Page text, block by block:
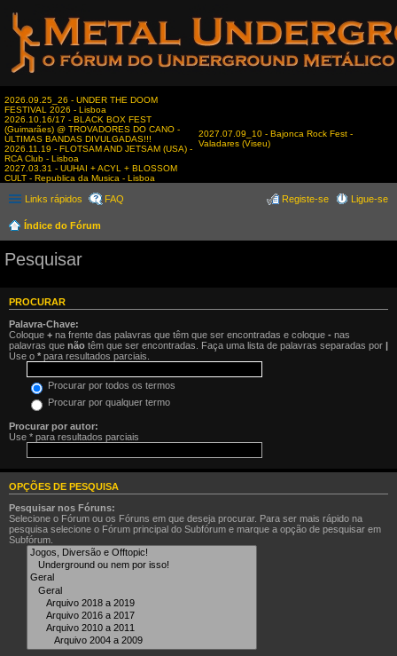
2026.09.25_26 - UNDER THE DOOM
FESTIVAL 2026 - Lisboa
2026.10.16/17 - BLACK BOX FEST
(Guimarães) @ TROVADORES DO CANO -
ÚLTIMAS BANDAS DIVULGADAS!!!
2026.11.19 - FLOTSAM AND JETSAM (USA) -
RCA Club - Lisboa
2027.03.31 - UUHAI + ACYL + BLOSSOM
CULT - Republica da Musica - Lisboa
2027.07.09_10 - Bajonca Rock Fest -
Valadares (Viseu)
Links rápidos FAQ Ligue-se
Registe-se
Índice do Fórum
Pesquisar
PROCURAR
Palavra-Chave:
Coloque + na frente das palavras que têm que ser encontradas e coloque - nas
palavras que não têm que ser encontradas. Faça uma lista de palavras separadas por |
Use o * para resultados parciais.
Procurar por todos os termos
Procurar por qualquer termo
Procurar por autor:
Use * para resultados parciais
OPÇÕES DE PESQUISA
Pesquisar nos Fóruns:
Selecione o Fórum ou os Fóruns em que deseja procurar. Para ser mais rápido na
pesquisa selecione o Fórum principal do Subfórum e marque a opção de pesquisar em
Subfórum.